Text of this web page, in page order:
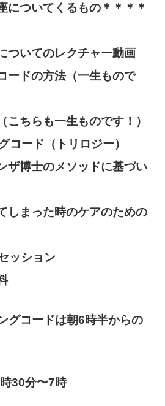
についてくるもの＊＊＊＊
ついてのレクチャー動画
ードの方法（一生もので
こちらも一生ものです！）
コード（トリロジー）
ザ博士のメソッドに基づい
しまった時のケアのための
ッション
グコードは朝6時半からの
30分〜7時